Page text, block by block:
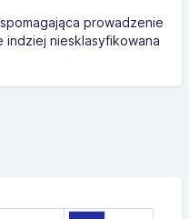
prowadzenie
indziej niesklasyfikowana